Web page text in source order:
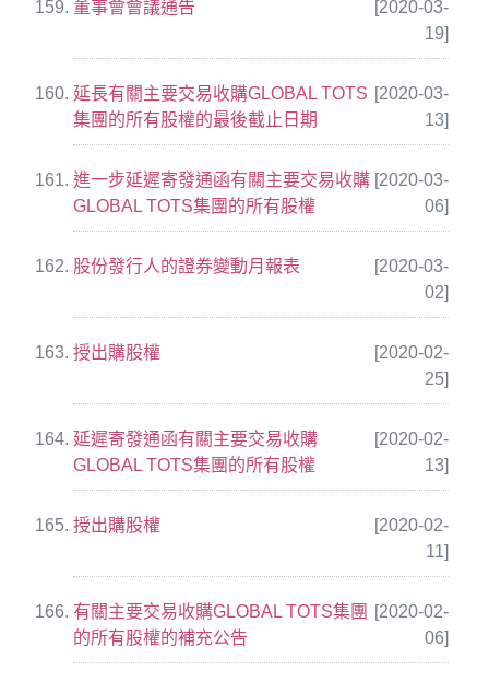
董事會會議通告
[2020-03-
19]
延長有關主要交易收購GLOBAL TOTS
集團的所有股權的最後截止日期
[2020-03-
13]
進一步延遲寄發通函有關主要交易收購
GLOBAL TOTS集團的所有股權
[2020-03-
06]
股份發行人的證券變動月報表
[2020-03-
02]
授出購股權
[2020-02-
25]
延遲寄發通函有關主要交易收購
GLOBAL TOTS集團的所有股權
[2020-02-
13]
授出購股權
[2020-02-
11]
有關主要交易收購GLOBAL TOTS集團
的所有股權的補充公告
[2020-02-
06]